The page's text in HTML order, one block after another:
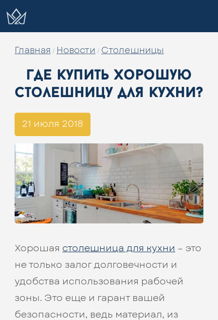
Главная / Новости / Столешницы
где купить хорошую
столешницу для кухни?
21 июля 2018
Хорошая столешница для кухни – это
не только залог долговечности и
удобства использования рабочей
зоны. Это еще и гарант вашей
безопасности, ведь материал, из